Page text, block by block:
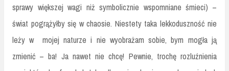
sprawy większej wagi niż symbolicznie wspomniane śmieci) –
świat pogrążyłby się w chaosie. Niestety taka lekkoduszność nie
leży w mojej naturze i nie wyobrażam sobie, bym mogła ją
zmienić – ba! Ja nawet nie chcę! Pewnie, trochę rozluźnienia